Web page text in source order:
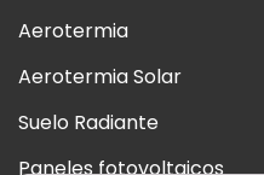
Aerotermia
Aerotermia Solar
Suelo Radiante
Paneles fotovoltaicos